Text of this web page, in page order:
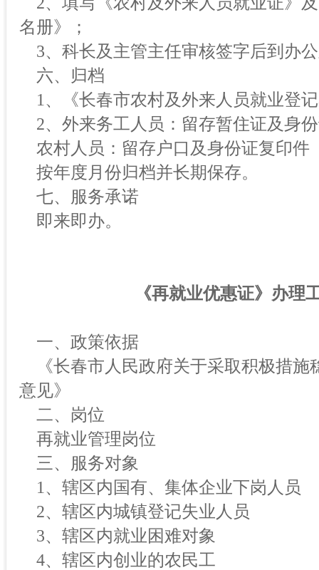
名册》；
3、科长及主管主任审核签字后到办
六、归档
1、《长春市农村及外来人员就业登
2、外来务工人员：留存暂住证及身
农村人员：留存户口及身份证复印件
按年度月份归档并长期保存。
七、服务承诺
即来即办。
《再就业优惠证》办理工
一、政策依据
《长春市人民政府关于采取积极措施
意见》
二、岗位
再就业管理岗位
三、服务对象
1、辖区内国有、集体企业下岗人员
2、辖区内城镇登记失业人员
3、辖区内就业困难对象
4、辖区内创业的农民工